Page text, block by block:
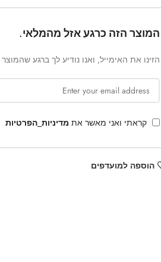
המוצר הזה כרגע אזל מהמלאי.
הזינו את האימייל, ואנו נודיע לך ברגע
קראתי ואני מאשר את מדיניות_הפרטיות
הוספה למועדפים